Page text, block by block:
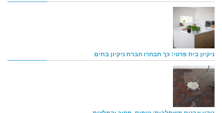
ניקיון בית פרטי: כך תבחרו חברת ניקיון בתים